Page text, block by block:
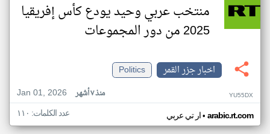
منتخب عربي وحيد يودع كأس إفريقيا
2025 من دور المجموعات
اخبار جزر القمر
Politics
Jan 01, 2026
منذ ٧ أشهر YU55DX
ار تي عربي• arabic.rt.com عدد الكلمات: ١١٠